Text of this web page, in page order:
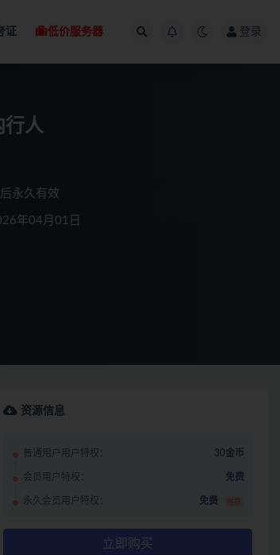
证 低价服务器 登录
行人
永久有效
年04月01日
资源信息
普通用户用户特权： 30金币
会员用户特权： 免费
永久会员用户特权： 免费 推荐
立即购买